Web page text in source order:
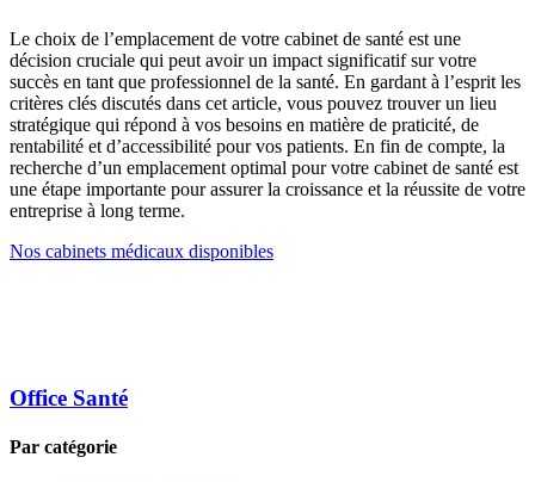
Le choix de l’emplacement de votre cabinet de santé est une
décision cruciale qui peut avoir un impact significatif sur votre
succès en tant que professionnel de la santé. En gardant à l’esprit les
critères clés discutés dans cet article, vous pouvez trouver un lieu
stratégique qui répond à vos besoins en matière de praticité, de
rentabilité et d’accessibilité pour vos patients. En fin de compte, la
recherche d’un emplacement optimal pour votre cabinet de santé est
une étape importante pour assurer la croissance et la réussite de votre
entreprise à long terme.
Nos cabinets médicaux disponibles
Office Santé
Par catégorie